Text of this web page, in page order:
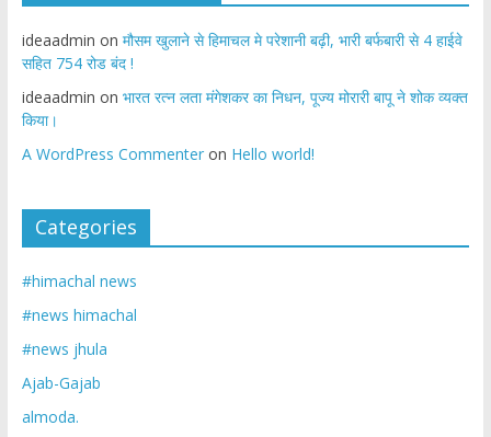
ideaadmin on मौसम खुलाने से हिमाचल मे परेशानी बढ़ी, भारी बर्फबारी से 4 हाईवे
सहित 754 रोड बंद !
ideaadmin on भारत रत्न लता मंगेशकर का निधन, पूज्य मोरारी बापू ने शोक व्यक्त
किया।
A WordPress Commenteron Hello world!
Categories
#himachal news
#news himachal
#news jhula
Ajab-Gajab
almoda.